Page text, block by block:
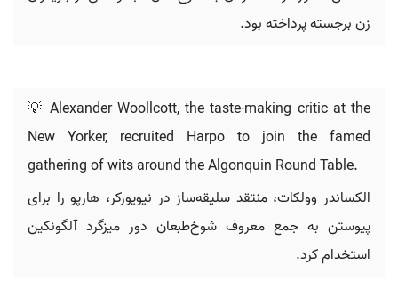
زن برجسته پرداخته بود.
💡 Alexander Woollcott, the taste-making critic at the
New Yorker, recruited Harpo to join the famed
gathering of wits around the Algonquin Round Table.
الکساندر وولکات، منتقد سلیقه‌ساز در نیویورکر، هارپو را برای
پیوستن به جمع معروف شوخ‌طبعان دور میزگرد آلگونکین
استخدام کرد.